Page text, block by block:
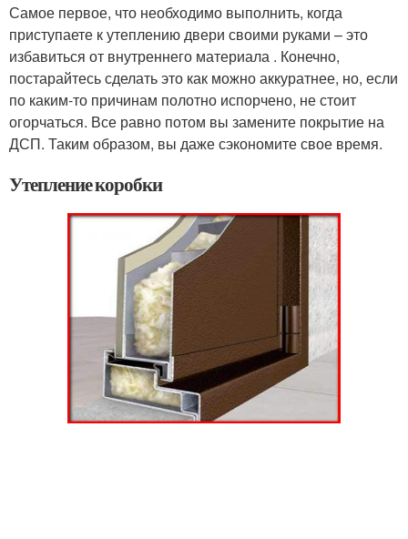
Самое первое, что необходимо выполнить, когда
приступаете к утеплению двери своими руками – это
избавиться от внутреннего материала . Конечно,
постарайтесь сделать это как можно аккуратнее, но, если
по каким-то причинам полотно испорчено, не стоит
огорчаться. Все равно потом вы замените покрытие на
ДСП. Таким образом, вы даже сэкономите свое время.
Утепление коробки